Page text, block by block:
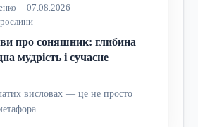
07.08.2026
про соняшник: глибина
мудрість і сучасне
висловах — це не просто